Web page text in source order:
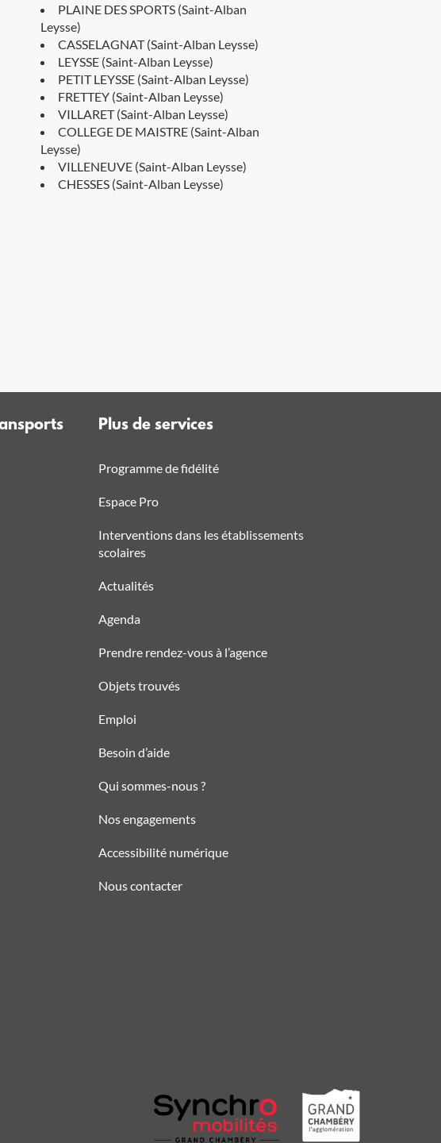
PLAINE DES SPORTS (Saint-Alban
Leysse)
CASSELAGNAT (Saint-Alban Leysse)
LEYSSE (Saint-Alban Leysse)
PETIT LEYSSE (Saint-Alban Leysse)
FRETTEY (Saint-Alban Leysse)
VILLARET (Saint-Alban Leysse)
COLLEGE DE MAISTRE (Saint-Alban
Leysse)
VILLENEUVE (Saint-Alban Leysse)
CHESSES (Saint-Alban Leysse)
Plus de services
Programme de fidélité
Espace Pro
Interventions dans les établissements
scolaires
Actualités
Agenda
Prendre rendez-vous à l’agence
Objets trouvés
Emploi
Besoin d’aide
Qui sommes-nous ?
Nos engagements
Accessibilité numérique
Nous contacter